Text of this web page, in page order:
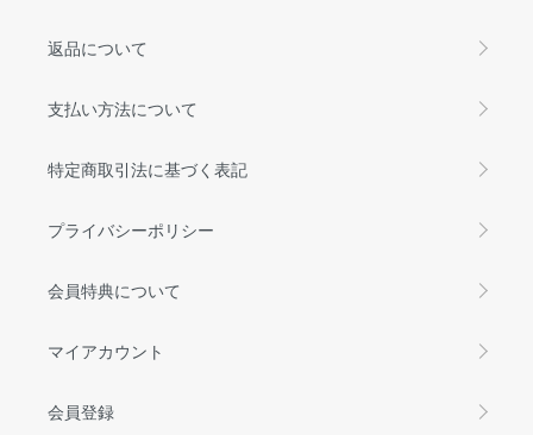
返品について
支払い方法について
特定商取引法に基づく表記
プライバシーポリシー
会員特典について
マイアカウント
会員登録